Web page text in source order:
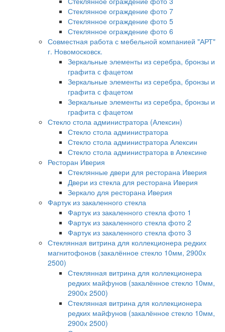
Стеклянное ограждение фото 7
Стеклянное ограждение фото 5
Стеклянное ограждение фото 6
Совместная работа с мебельной компанией "АРТ"
г. Новомосковск.
Зеркальные элементы из серебра, бронзы и
графита с фацетом
Зеркальные элементы из серебра, бронзы и
графита с фацетом
Зеркальные элементы из серебра, бронзы и
графита с фацетом
Стекло стола администратора (Алексин)
Стекло стола администратора
Стекло стола администратора Алексин
Стекло стола администратора в Алексине
Ресторан Иверия
Стеклянные двери для ресторана Иверия
Двери из стекла для ресторана Иверия
Зеркало для ресторана Иверия
Фартук из закаленного стекла
Фартук из закаленного стекла фото 1
Фартук из закаленного стекла фото 2
Фартук из закаленного стекла фото 3
Стеклянная витрина для коллекционера редких
магнитофонов (закалённое стекло 10мм, 2900х
2500)
Стеклянная витрина для коллекционера
редких майфунов (закалённое стекло 10мм,
2900х 2500)
Стеклянная витрина для коллекционера
редких майфунов (закалённое стекло 10мм,
2900х 2500)